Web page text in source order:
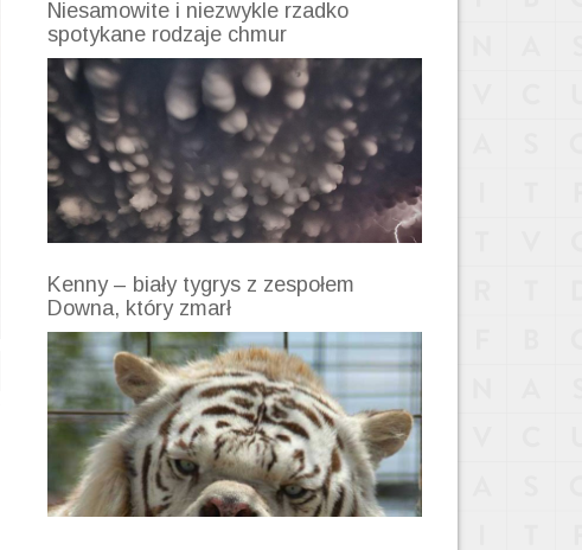
Niesamowite i niezwykle rzadko
spotykane rodzaje chmur
Kenny – biały tygrys z zespołem
Downa, który zmarł